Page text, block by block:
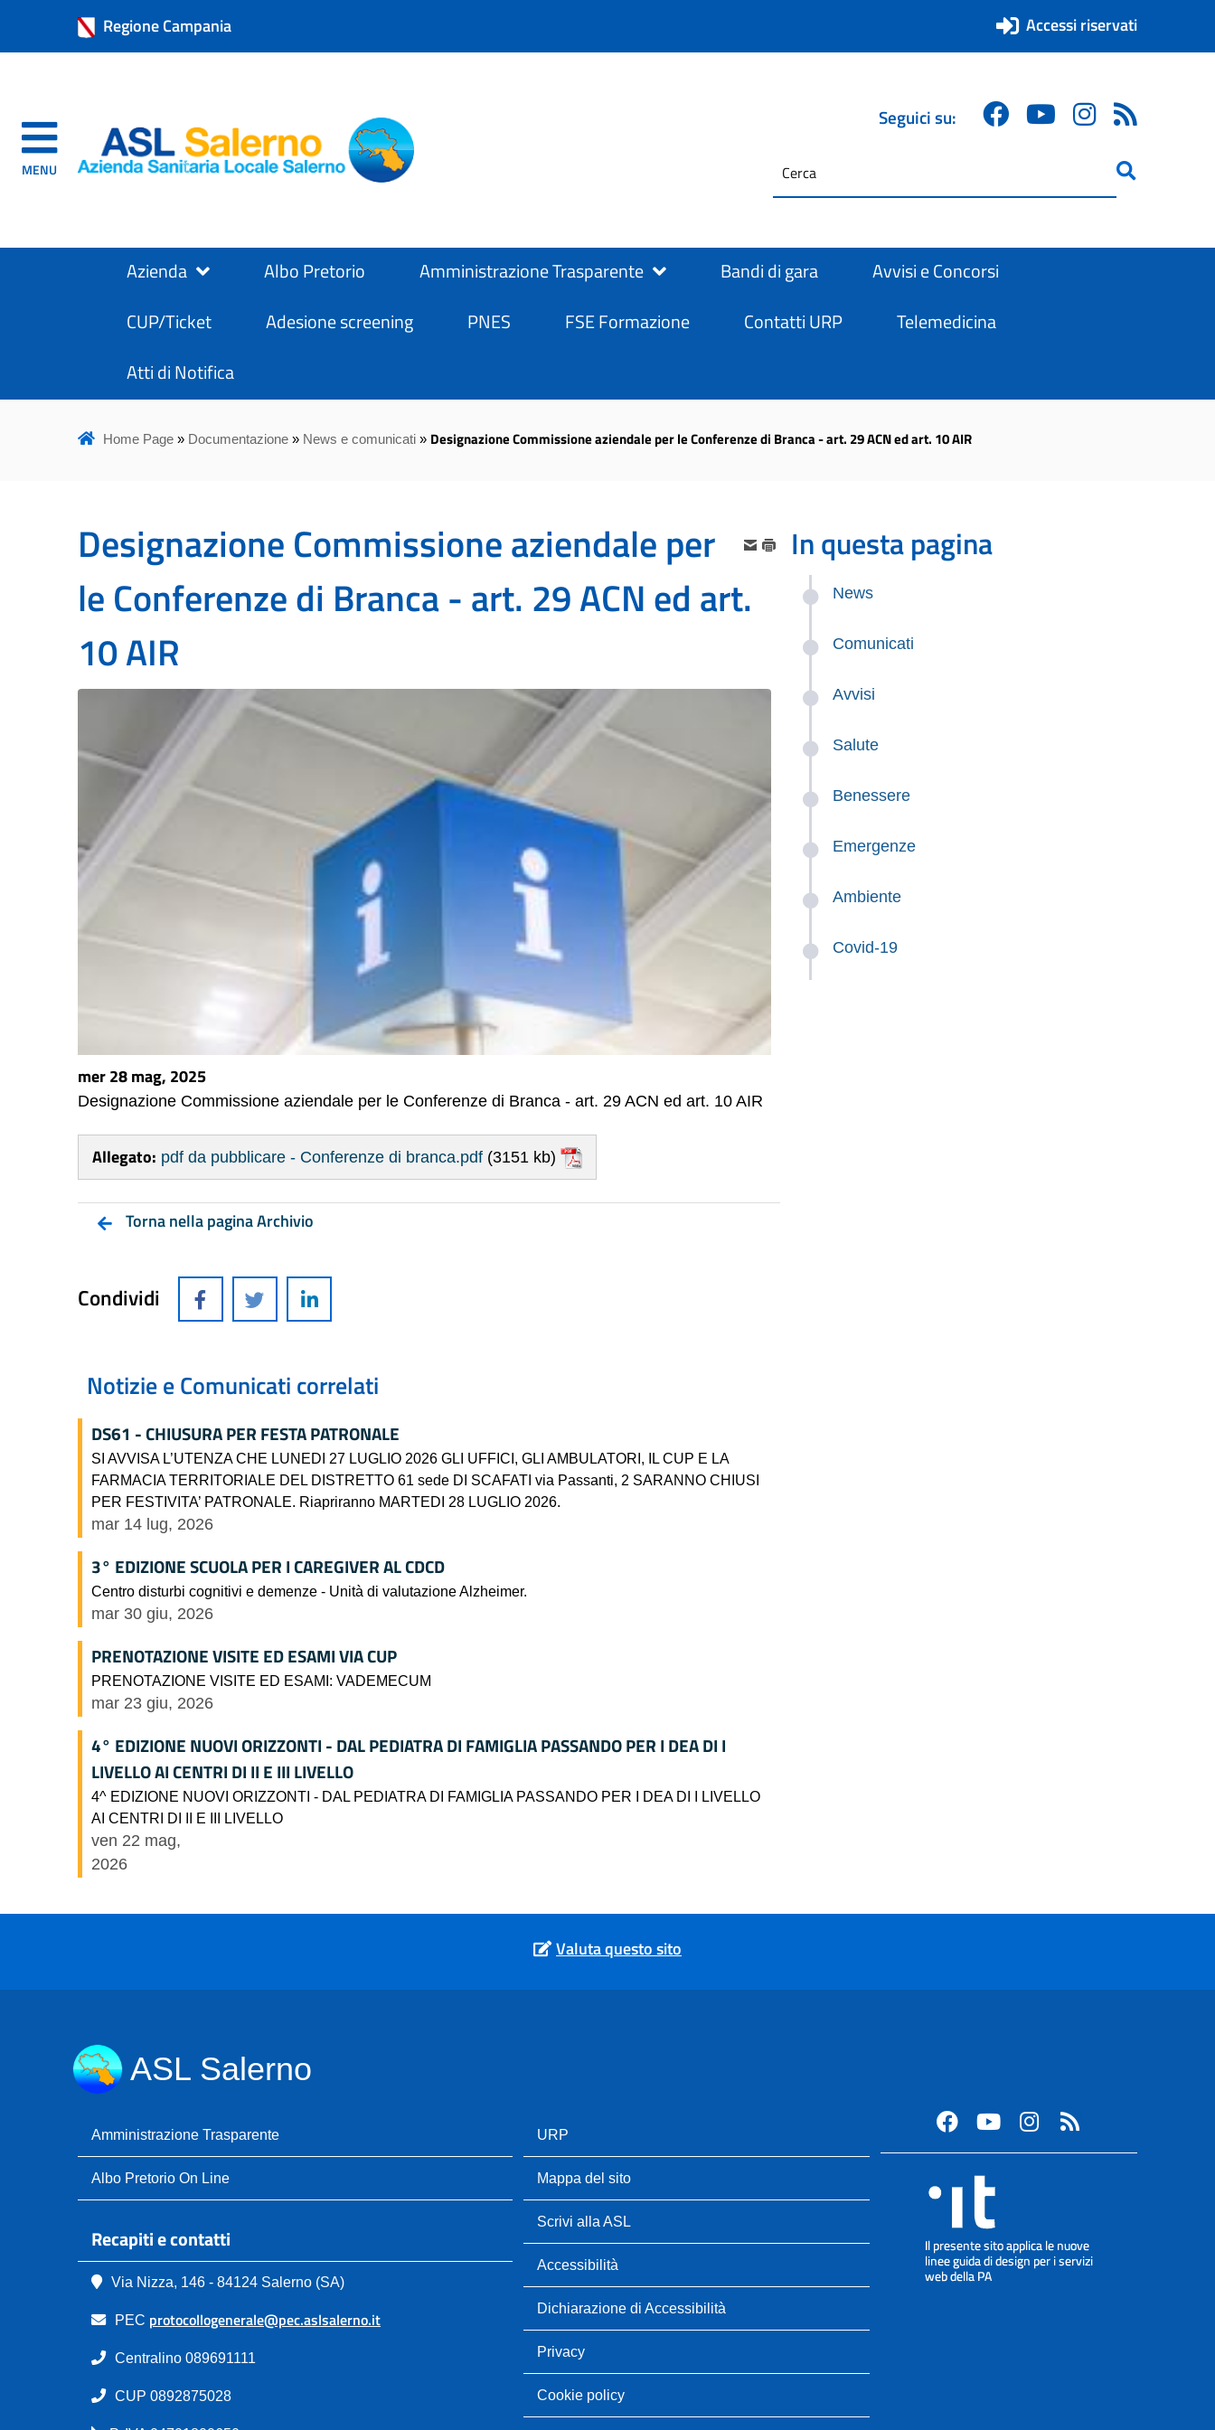
Regione Campania Accessi riservati
MENU ASL Salerno
ASL Salerno
Seguici su:
da
ricerca
Azienda Albo Pretorio Amministrazione Trasparente Bandi di gara
Avvisi e Concorsi
CUP/Ticket
Adesione screening PNES FSE Formazione Contatti URP
Telemedicina
Atti di Notifica
Home Page» Documentazione» News e comunicati» Designazione Commissione aziendale per le Conferenze di Branca - art. 29 ACN ed art. 10 AIR
Designazione Commissione aziendale per
le Conferenze di Branca - art. 29 ACN ed art.
10 AIR
mer 28 mag, 2025
Designazione Commissione aziendale per le Conferenze di Branca - art. 29 ACN ed art. 10 AIR
Allegato: pdf da pubblicare - Conferenze di branca.pdf (3151 kb)
Torna nella pagina Archivio
Condividi
Notizie e Comunicati correlati
DS61 - CHIUSURA PER FESTA PATRONALE
SI AVVISA L’UTENZA CHE LUNEDI 27 LUGLIO 2026 GLI UFFICI, GLI AMBULATORI, IL CUP E LA
FARMACIA TERRITORIALE DEL DISTRETTO 61 sede DI SCAFATI via Passanti, 2 SARANNO CHIUSI
PER FESTIVITA’ PATRONALE. Riapriranno MARTEDI 28 LUGLIO 2026.
mar 14 lug, 2026
3° EDIZIONE SCUOLA PER I CAREGIVER AL CDCD
Centro disturbi cognitivi e demenze - Unità di valutazione Alzheimer.
mar 30 giu, 2026
PRENOTAZIONE VISITE ED ESAMI VIA CUP
PRENOTAZIONE VISITE ED ESAMI: VADEMECUM
mar 23 giu, 2026
4° EDIZIONE NUOVI ORIZZONTI - DAL PEDIATRA DI FAMIGLIA PASSANDO PER I DEA DI I
LIVELLO AI CENTRI DI II E III LIVELLO
4^ EDIZIONE NUOVI ORIZZONTI - DAL PEDIATRA DI FAMIGLIA PASSANDO PER I DEA DI I LIVELLO
AI CENTRI DI II E III LIVELLO
ven 22 mag,
2026
In questa pagina
News
Comunicati
Avvisi
Salute
Benessere
Emergenze
Ambiente
Covid-19
Valuta questo sito
ASL Salerno
Amministrazione Trasparente
Albo Pretorio On Line
Recapiti e contatti
Via Nizza, 146 - 84124 Salerno (SA)
PEC protocollogenerale@pec.aslsalerno.it
Centralino 089691111
CUP 0892875028
URP
Mappa del sito
Scrivi alla ASL
Accessibilità
Dichiarazione di Accessibilità
Privacy
Cookie policy